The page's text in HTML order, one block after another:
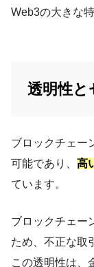
Web3の大きな特
透明性と
ブロックチェー
可能であり、 高
ています。
ブロックチェー
ため、不正な取
この透明性は、